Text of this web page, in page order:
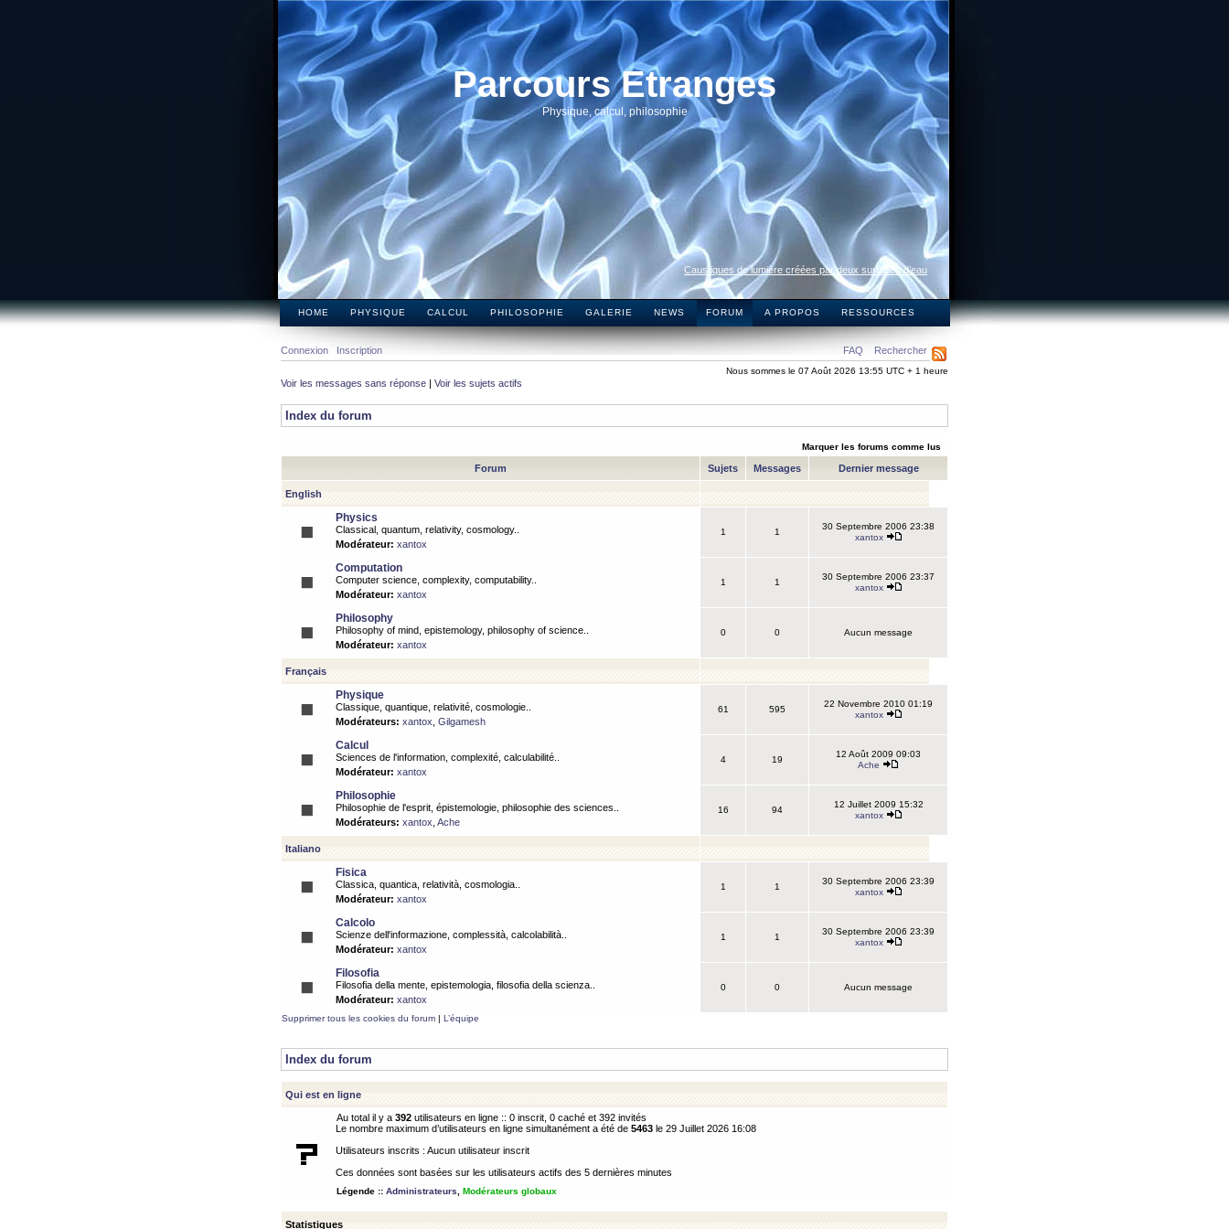
Parcours Etranges
Physique, calcul, philosophie
Caustiques de lumière créées par deux surfaces d’eau
HOME PHYSIQUE CALCUL PHILOSOPHIE GALERIE NEWS FORUM A PROPOS RESSOURCES
FAQ Rechercher
Connexion Inscription
Nous sommes le 07 Août 2026 13:55 UTC + 1 heure
Voir les messages sans réponse | Voir les sujets actifs
Index du forum
Marquer les forums comme lus
Forum Sujets Messages Dernier message
English
Physics
Classical, quantum, relativity, cosmology..
Modérateur: xantox
1 1
30 Septembre 2006 23:38
xantox
Computation
Computer science, complexity, computability..
Modérateur: xantox
1 1
30 Septembre 2006 23:37
xantox
Philosophy
Philosophy of mind, epistemology, philosophy of science..
Modérateur: xantox
0 0 Aucun message
Français
Physique
Classique, quantique, relativité, cosmologie..
Modérateurs: xantox Gilgamesh
61 595
22 Novembre 2010 01:19
xantox
Calcul
Sciences de l'information, complexité, calculabilité..
Modérateur: xantox
4 19
12 Août 2009 09:03
Ache
Philosophie
Philosophie de l'esprit, épistemologie, philosophie des sciences..
Modérateurs: xantox Ache
16 94
12 Juillet 2009 15:32
xantox
Italiano
Fisica
Classica, quantica, relatività, cosmologia..
Modérateur: xantox
1 1
30 Septembre 2006 23:39
xantox
Calcolo
Scienze dell'informazione, complessità, calcolabilità..
Modérateur: xantox
1 1
30 Septembre 2006 23:39
xantox
Filosofia
Filosofia della mente, epistemologia, filosofia della scienza..
Modérateur: xantox
0 0 Aucun message
Supprimer tous les cookies du forum | L’équipe
Index du forum
Qui est en ligne
Au total il y a 392 utilisateurs en ligne :: 0 inscrit, 0 caché et 392 invités
Le nombre maximum d’utilisateurs en ligne simultanément a été de 5463 le 29 Juillet 2026 16:08
Utilisateurs inscrits : Aucun utilisateur inscrit
Ces données sont basées sur les utilisateurs actifs des 5 dernières minutes
Légende :: Administrateurs Modérateurs globaux
Statistiques